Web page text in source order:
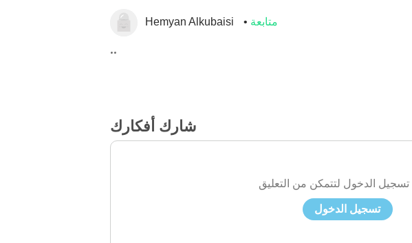
Hemyan Alkubaisi متابعة
..
شارك أفكارك
الدخول لتتمكن من التعليق
تسجيل الدخول